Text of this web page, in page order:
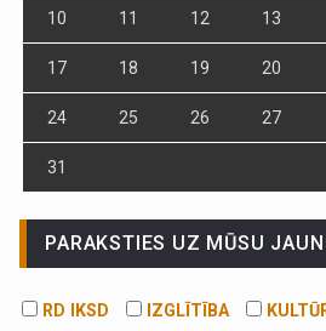
10 11 12 13
17 18 19 20
24 25 26 27
31
PARAKSTIES UZ MŪSU
RD IKSD IZGLĪTĪBA